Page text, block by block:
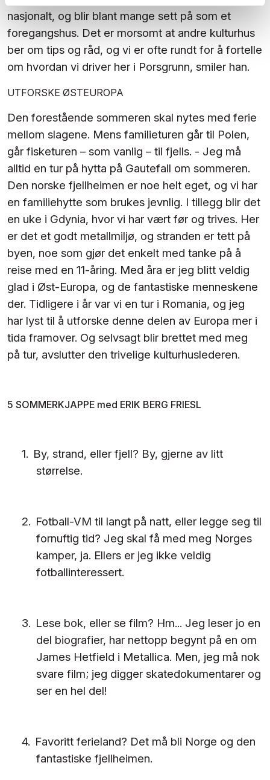
nasjonalt, og blir blant mange sett på som et
foregangshus. Det er morsomt at andre kulturhus
ber om tips og råd, og vi er ofte rundt for å fortelle
om hvordan vi driver her i Porsgrunn, smiler han.
UTFORSKE ØSTEUROPA
Den forestående sommeren skal nytes med ferie
mellom slagene. Mens familieturen går til Polen,
går fisketuren – som vanlig – til fjells. - Jeg må
alltid en tur på hytta på Gautefall om sommeren.
Den norske fjellheimen er noe helt eget, og vi har
en familiehytte som brukes jevnlig. I tillegg blir det
en uke i Gdynia, hvor vi har vært før og trives. Her
er det et godt metallmiljø, og stranden er tett på
byen, noe som gjør det enkelt med tanke på å
reise med en 11-åring. Med åra er jeg blitt veldig
glad i Øst-Europa, og de fantastiske menneskene
der. Tidligere i år var vi en tur i Romania, og jeg
har lyst til å utforske denne delen av Europa mer i
tida framover. Og selvsagt blir brettet med meg
på tur, avslutter den trivelige kulturhuslederen.
5 SOMMERKJAPPE med ERIK BERG FRIESL
1. By, strand, eller fjell? By, gjerne av litt
størrelse.
2. Fotball-VM til langt på natt, eller legge seg til
fornuftig tid? Jeg skal få med meg Norges
kamper, ja. Ellers er jeg ikke veldig
fotballinteressert.
3. Lese bok, eller se film? Hm... Jeg leser jo en
del biografier, har nettopp begynt på en om
James Hetfield i Metallica. Men, jeg må nok
svare film; jeg digger skatedokumentarer og
ser en hel del!
4. Favoritt ferieland? Det må bli Norge og den
fantastiske fjellheimen.